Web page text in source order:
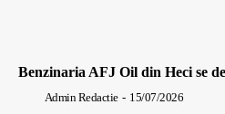
Benzinaria AFJ Oil din Heci se
Admin Redactie - 15/07/2026